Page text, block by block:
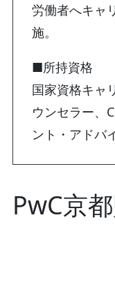
労働者へキャ
施。
■所持資格
国家資格キャ
ウンセラー、
ント・アドバ
PwC京